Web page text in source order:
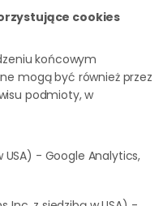
cookies
końcowym
mogą być również przez
podmioty, w
USA) - Google Analytics,